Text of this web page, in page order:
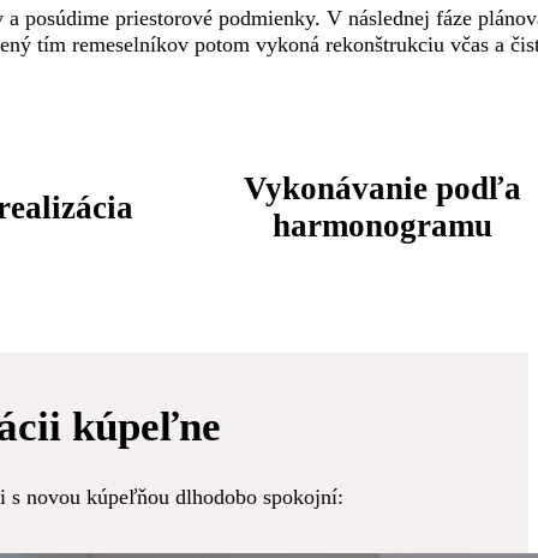
posúdime priestorové podmienky. V následnej fáze
tím remeselníkov potom vykoná rekonštrukciu včas a
Vykonávanie podľa
harmonogramu
kúpeľne
novou kúpeľňou dlhodobo spokojní: